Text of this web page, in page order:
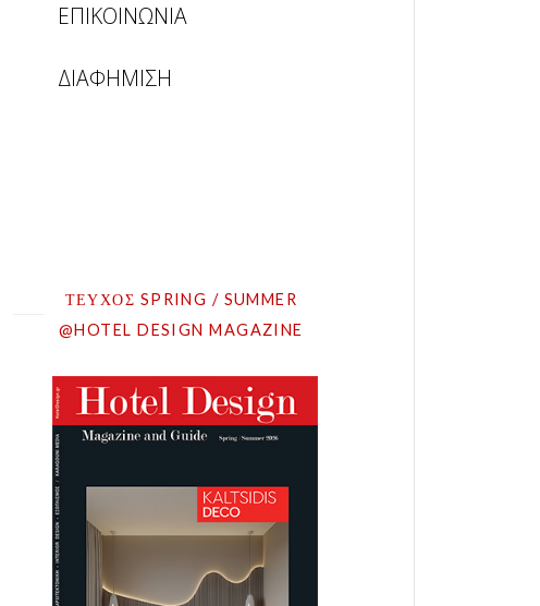
ΕΠΙΚΟΙΝΩΝΙΑ
ΔΙΑΦΗΜΙΣΗ
ΤΕΥΧΟΣ SPRING / SUMMER
@HOTEL DESIGN MAGAZINE